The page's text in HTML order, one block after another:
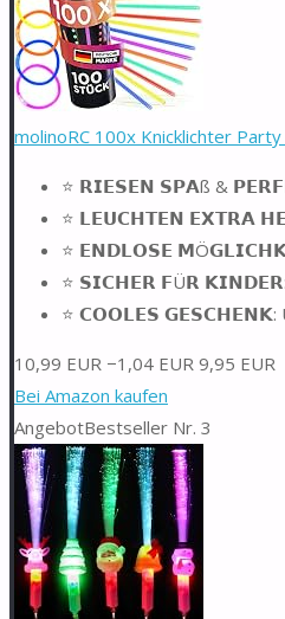
molinoRC 100x Knicklichter
⭐️ 𝗥𝗜𝗘𝗦𝗘𝗡 𝗦𝗣𝗔ß &
⭐️ 𝗟𝗘𝗨𝗖𝗛𝗧𝗘𝗡 𝗘𝗫𝗧𝗥𝗔
⭐️ 𝗘𝗡𝗗𝗟𝗢𝗦𝗘
⭐️ 𝗦𝗜𝗖𝗛𝗘𝗥 𝗙Ü𝗥 𝗞𝗜𝗡𝗗𝗘𝗥:
⭐️ 𝗖𝗢𝗢𝗟𝗘𝗦 𝗚𝗘𝗦𝗖𝗛𝗘𝗡𝗞:
10,99 EUR −1,04 EUR 9,95 EUR
Bei Amazon kaufen
AngebotBestseller Nr. 3